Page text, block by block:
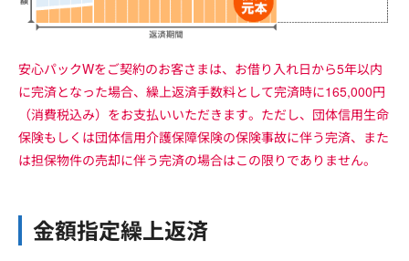
安心パックWをご契約のお客さまは、お借り入れ日から5年以内
に完済となった場合、繰上返済手数料として完済時に165,000円
（消費税込み）をお支払いいただきます。ただし、団体信用生命
保険もしくは団体信用介護保障保険の保険事故に伴う完済、また
は担保物件の売却に伴う完済の場合はこの限りでありません。
金額指定繰上返済